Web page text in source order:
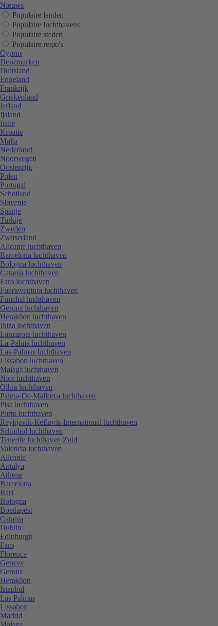
Nieuws
Populaire landen
Populaire luchthavens
Populaire steden
Populaire regio's
Cyprus
Denemarken
Duitsland
Engeland
Frankrijk
Griekenland
Ierland
Ijsland
Italië
Kroatie
Malta
Nederland
Noorwegen
Oostenrijk
Polen
Portugal
Schotland
Slovenie
Spanje
Turkije
Zweden
Zwitserland
Alicante luchthaven
Barcelona luchthaven
Bologna luchthaven
Catania luchthaven
Faro luchthaven
Fuerteventura luchthaven
Funchal luchthaven
Gerona luchthaven
Heraklion luchthaven
Ibiza luchthaven
Lanzarote luchthaven
La-Palma luchthaven
Las-Palmas luchthaven
Lissabon luchthaven
Malaga luchthaven
Nice luchthaven
Olbia luchthaven
Palma-De-Mallorca luchthaven
Pisa luchthaven
Porto luchthaven
Reykjavik-Keflavik-International luchthaven
Schiphol luchthaven
Tenerife luchthaven Zuid
Valencia luchthaven
Alicante
Antalya
Athene
Barcelona
Bari
Bologna
Boedapest
Catania
Dublin
Edinburgh
Faro
Florence
Geneve
Gerona
Heraklion
Istanbul
Las Palmas
Lissabon
Madrid
Malaga